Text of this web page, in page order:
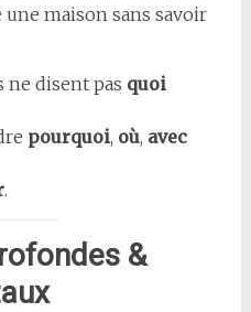
maison sans savoir
ne disent pas quoi
pourquoi, où, avec
.
&